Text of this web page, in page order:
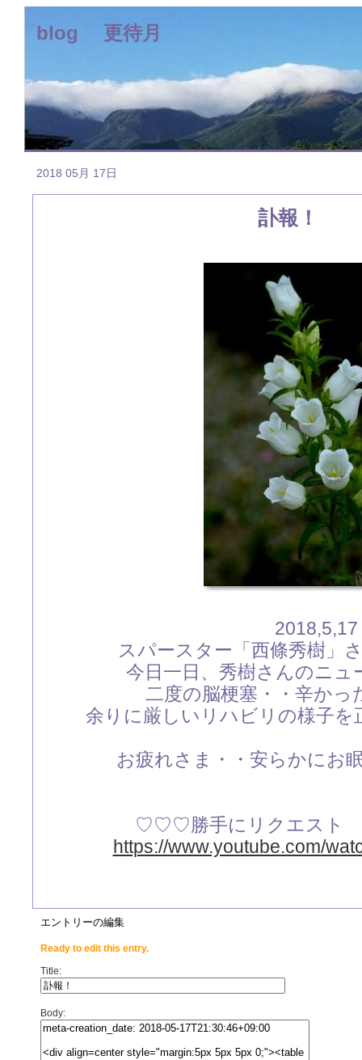
blog 更待月
2018 05月 17日
訃報！
2018,5,17
スパースター「西條秀樹」
今日一日、秀樹さんのニュ
二度の脳梗塞・・辛かっ
余りに厳しいリハビリの様子
お疲れさま・・安らかに
♡♡♡勝手にリクエス
https://www.youtube.com/
エントリーの編集
Ready to edit this entry.
Title:
Body: